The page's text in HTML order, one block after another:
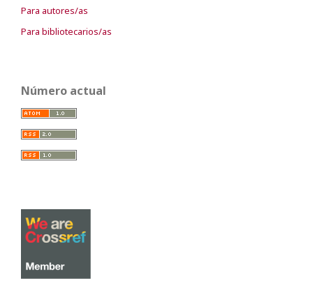
Para autores/as
Para bibliotecarios/as
Número actual